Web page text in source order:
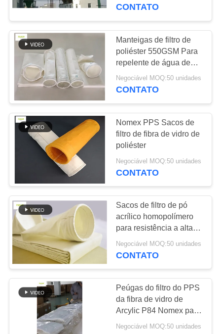
Saco de filtro PTFE
45
Sacos de filtragem
Baghouse
53
Sacos de filtro de
feltro
44
CONTATO
Manteigas de filtro de
poliéster 550GSM Para
repelente de água de
óleo de planta de
cimento
Negociável MOQ:50 unidades
CONTATO
Nomex PPS Sacos de
filtro de fibra de vidro de
poliéster
Negociável MOQ:50 unidades
CONTATO
Sacos de filtro de pó
acrílico homopolímero
para resistência a altas
temperaturas do colector
Negociável MOQ:50 unidades
CONTATO
Peúgas do filtro do PPS
da fibra de vidro de
Arcylic P84 Nomex para
o coletor de poeira
Negociável MOQ:50 unidades